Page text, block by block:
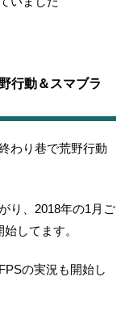
行動＆スマブラ
わり巷で荒野行動
り、2018年の1月ご
してます。
の実況も開始し